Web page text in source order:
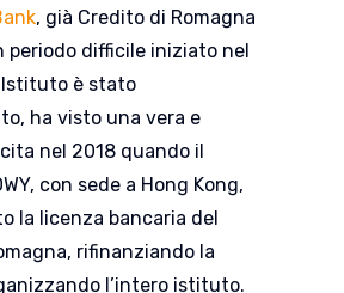
, già Credito di Romagna
periodo difficile iniziato nel
è stato
ha visto una vera e
nel 2018 quando il
con sede a Hong Kong,
la licenza bancaria del
rifinanziando la
l’intero istituto.